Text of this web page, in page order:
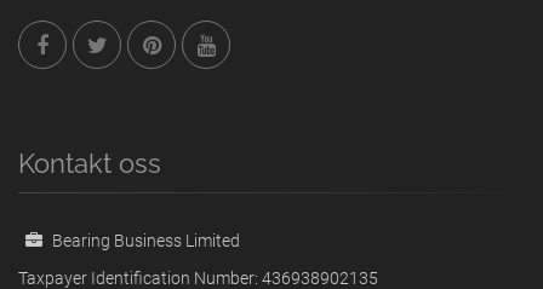
Kontakt oss
Bearing Business Limited
Taxpayer Identification Number: 436938902135